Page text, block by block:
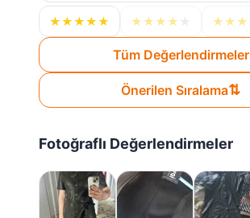
★★★★★ ★ ★ ★ ★ ★ ★ ★
Tüm Değerlendirmeler
Önerilen Sıralama⇅
Fotoğraflı Değerlendirmeler